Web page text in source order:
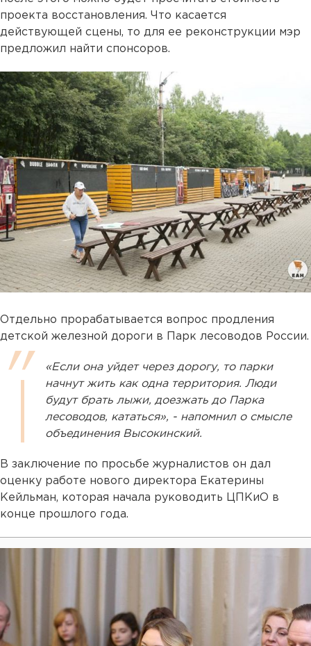
проекта восстановления. Что касается
действующей сцены, то для ее реконструкции мэр
предложил найти спонсоров.
Отдельно прорабатывается вопрос продления
детской железной дороги в Парк лесоводов России.
«Если она уйдет через дорогу, то парки
начнут жить как одна территория. Люди
будут брать лыжи, доезжать до Парка
лесоводов, кататься», - напомнил о смысле
объединения Высокинский.
В заключение по просьбе журналистов он дал
оценку работе нового директора Екатерины
Кейльман, которая начала руководить ЦПКиО в
конце прошлого года.